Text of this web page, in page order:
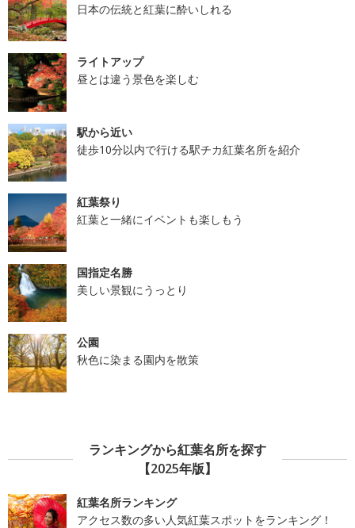
日本の伝統と紅葉に酔いしれる
ライトアップ
昼とは違う景色を楽しむ
駅から近い
徒歩10分以内で行ける駅チカ紅葉名所を紹介
紅葉祭り
紅葉と一緒にイベントも楽しもう
国指定名勝
美しい景観にうっとり
公園
秋色に染まる園内を散策
ランキングから紅葉名所を探す
【2025年版】
紅葉名所ランキング
アクセス数の多い人気紅葉スポットをランキング！